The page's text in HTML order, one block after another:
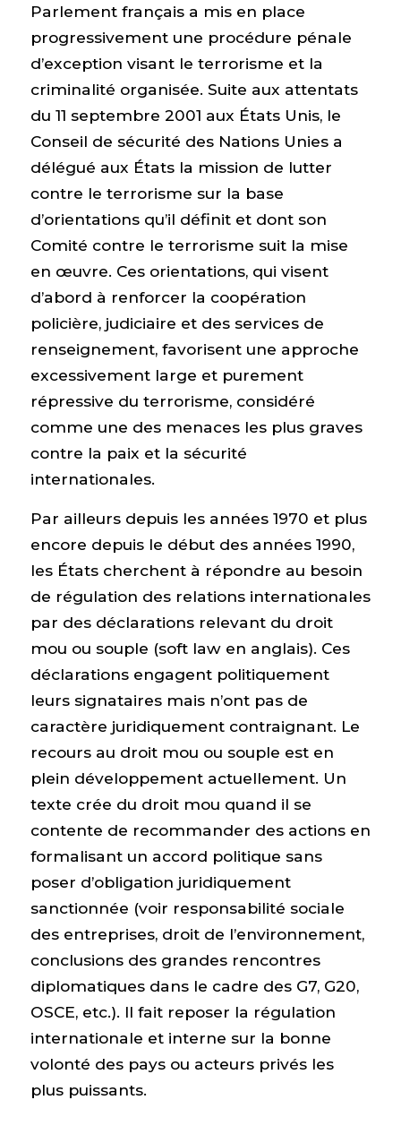
Parlement français a mis en place
progressivement une procédure pénale
d’exception visant le terrorisme et la
criminalité organisée. Suite aux attentats
du 11 septembre 2001 aux États Unis, le
Conseil de sécurité des Nations Unies a
délégué aux États la mission de lutter
contre le terrorisme sur la base
d’orientations qu’il définit et dont son
Comité contre le terrorisme suit la mise
en œuvre. Ces orientations, qui visent
d’abord à renforcer la coopération
policière, judiciaire et des services de
renseignement, favorisent une approche
excessivement large et purement
répressive du terrorisme, considéré
comme une des menaces les plus graves
contre la paix et la sécurité
internationales.
Par ailleurs depuis les années 1970 et plus
encore depuis le début des années 1990,
les États cherchent à répondre au besoin
de régulation des relations internationales
par des déclarations relevant du droit
mou ou souple (soft law en anglais). Ces
déclarations engagent politiquement
leurs signataires mais n’ont pas de
caractère juridiquement contraignant. Le
recours au droit mou ou souple est en
plein développement actuellement. Un
texte crée du droit mou quand il se
contente de recommander des actions en
formalisant un accord politique sans
poser d’obligation juridiquement
sanctionnée (voir responsabilité sociale
des entreprises, droit de l’environnement,
conclusions des grandes rencontres
diplomatiques dans le cadre des G7, G20,
OSCE, etc.). Il fait reposer la régulation
internationale et interne sur la bonne
volonté des pays ou acteurs privés les
plus puissants.